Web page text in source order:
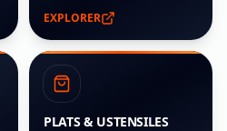
EXPLORER
PLATS & USTENSILES